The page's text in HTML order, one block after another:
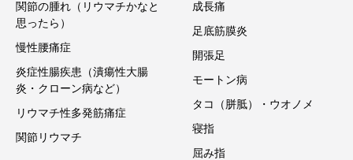
関節の腫れ（リウマチかなと
思ったら）
慢性腰痛症
炎症性腸疾患（潰瘍性大腸
炎・クローン病など）
リウマチ性多発筋痛症
関節リウマチ
成長痛
足底筋膜炎
開張足
モートン病
タコ（胼胝）・ウオノメ
寝指
屈み指